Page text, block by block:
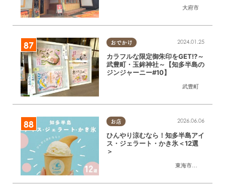
大府市
おでかけ
武豊町
2024.01.25
カラフルな限定御朱印をGET!?～
武豊町・玉鉾神社～【知多半島の
ジンジャーニー#10】
お店
東海市
,大府市
2026.06.06
ひんやり涼むなら！知多半島アイ
ス・ジェラート・かき氷＜12選
＞